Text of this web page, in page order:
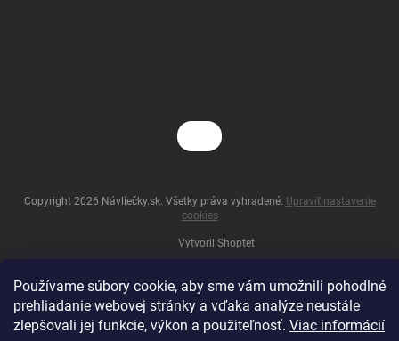
Používame súbory cookie, aby sme vám umožnili pohodlné
prehliadanie webovej stránky a vďaka analýze neustále
zlepšovali jej funkcie, výkon a použiteľnosť. Viac informácií
Vytvoril Shoptet
Copyright 2026 Návliečky.sk. Všetky práva vyhradené. Upraviť nastavenie
cookies